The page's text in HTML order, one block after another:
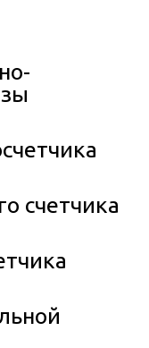
счетчика